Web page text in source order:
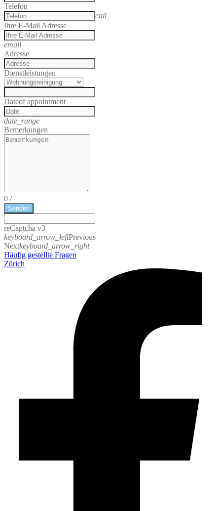
Telefon
call
Ihre E-Mail Adresse
email
Adresse
Dienstleistungen
Dateof appointment
date_range
Bemerkungen
0 /
Senden
reCaptcha v3
keyboard_arrow_leftPrevious
Nextkeyboard_arrow_right
Häufig gestellte Fragen
Zürich